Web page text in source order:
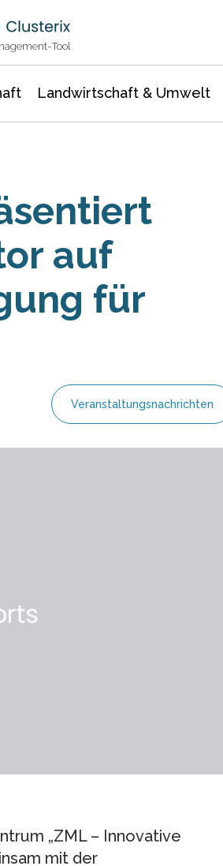
Tool
Landwirtschaft & Umwelt
auf
für
Veranstaltungsnachrichten
„ZML – Innovative
mit der